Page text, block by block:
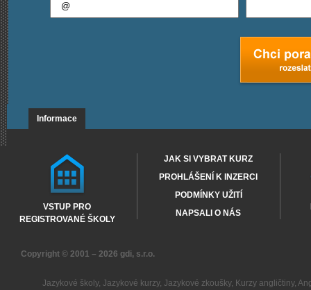
Informace
VSTUP PRO
REGISTROVANÉ ŠKOLY
JAK SI VYBRAT KURZ
PROHLÁŠENÍ K INZERCI
PODMÍNKY UŽITÍ
NAPSALI O NÁS
Copyright © 2001 – 2026 gdi, s.r.o.
Jazykové školy, Jazykové kurzy, Jazykové zkoušky, Kurzy angličtiny,